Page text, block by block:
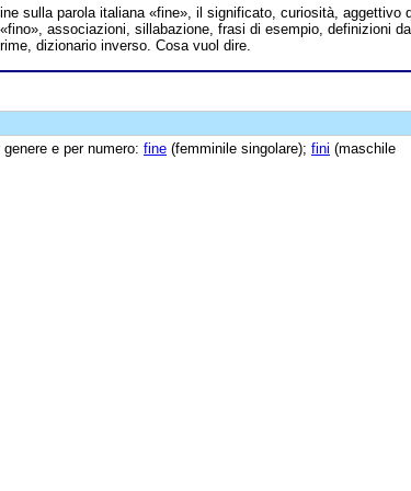
sulla parola italiana «fine», il significato, curiosità, aggettivo
associazioni, sillabazione, frasi di esempio, definizioni
dizionario inverso. Cosa vuol dire.
e per numero: fine (femminile singolare); fini (maschile